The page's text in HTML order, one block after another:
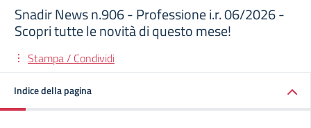
Snadir News n.906 - Professione i.r. 06/2026 -
Scopri tutte le novità di questo mese!
Stampa / Condividi
Indice della pagina